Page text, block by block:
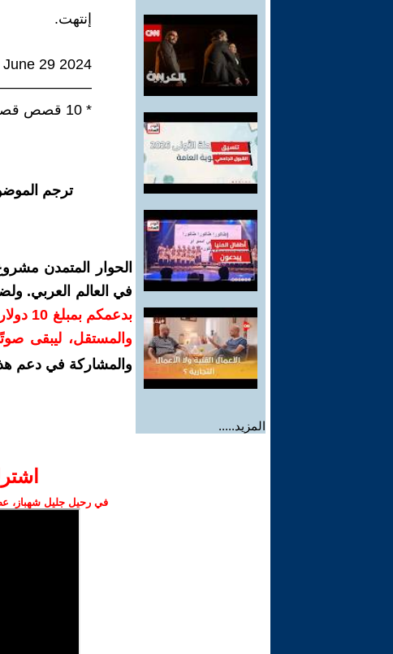
المزيد.....
إنتهت.
June 29 2024
* 10 قصص قصيرة ذكية - متوالية سردية مؤتمتة في ثلاثة فصول.
ترجم
الحوار المتمدن
في العالم العربي.
والمستقل، ليبقى
والمشاركة في دعم
في رحيل جليل شهباز،